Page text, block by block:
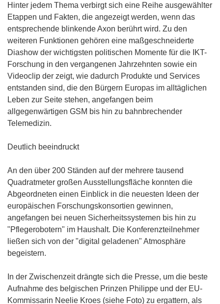
Hinter jedem Thema verbirgt sich eine Reihe ausgewählter
Etappen und Fakten, die angezeigt werden, wenn das
entsprechende blinkende Axon berührt wird. Zu den
weiteren Funktionen gehören eine maßgeschneiderte
Diashow der wichtigsten politischen Momente für die IKT-
Forschung in den vergangenen Jahrzehnten sowie ein
Videoclip der zeigt, wie dadurch Produkte und Services
entstanden sind, die den Bürgern Europas im alltäglichen
Leben zur Seite stehen, angefangen beim
allgegenwärtigen GSM bis hin zu bahnbrechender
Telemedizin.
Deutlich beeindruckt
An den über 200 Ständen auf der mehrere tausend
Quadratmeter großen Ausstellungsfläche konnten die
Abgeordneten einen Einblick in die neuesten Ideen der
europäischen Forschungskonsortien gewinnen,
angefangen bei neuen Sicherheitssystemen bis hin zu
"Pflegerobotern" im Haushalt. Die Konferenzteilnehmer
ließen sich von der "digital geladenen" Atmosphäre
begeistern.
In der Zwischenzeit drängte sich die Presse, um die beste
Aufnahme des belgischen Prinzen Philippe und der EU-
Kommissarin Neelie Kroes (siehe Foto) zu ergattern, als